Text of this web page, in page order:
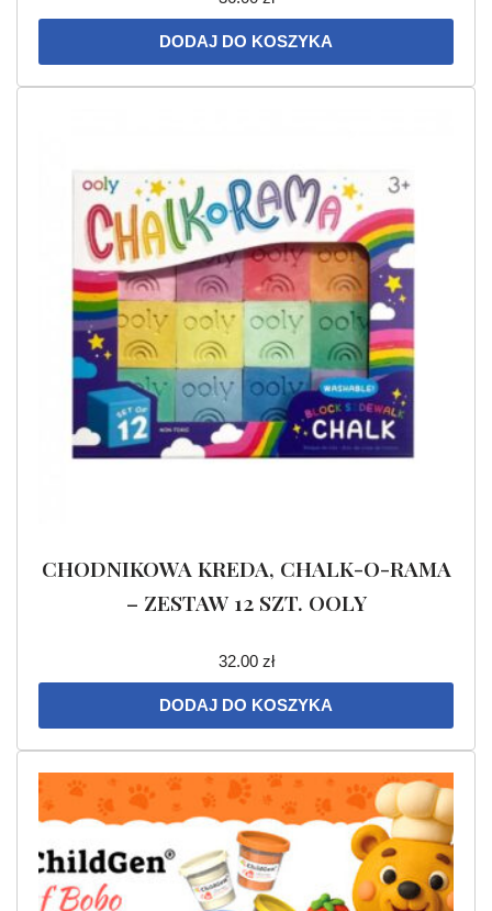
DODAJ DO KOSZYKA
CHODNIKOWA KREDA, CHALK-O-RAMA
– ZESTAW 12 SZT. OOLY
32.00 zł
DODAJ DO KOSZYKA